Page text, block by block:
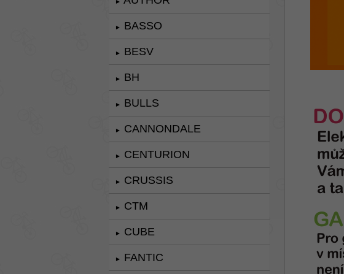
► BASSO
► BESV
► BH
► BULLS
► CANNONDALE
► CENTURION
► CRUSSIS
► CTM
► CUBE
► FANTIC